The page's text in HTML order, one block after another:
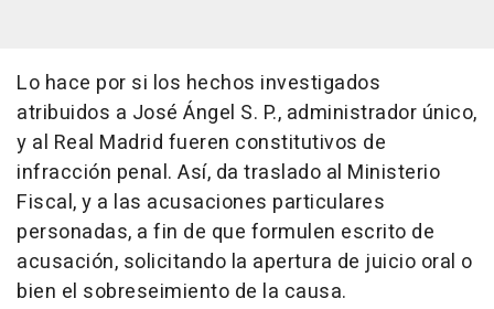
Lo hace por si los hechos investigados
atribuidos a José Ángel S. P., administrador único,
y al Real Madrid fueren constitutivos de
infracción penal. Así, da traslado al Ministerio
Fiscal, y a las acusaciones particulares
personadas, a fin de que formulen escrito de
acusación, solicitando la apertura de juicio oral o
bien el sobreseimiento de la causa.